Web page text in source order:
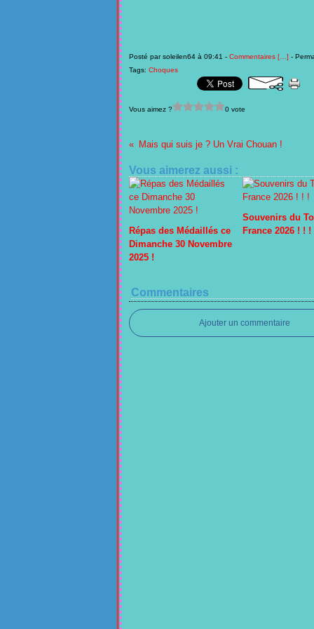
Posté par soleilen64 à 09:41 - Commentaires [ ] -
Tags: Choques
Vous aimez ? 0 vote
Mais qui suis je ? Un Vrai Chouan !
Vous aimerez aussi :
Répas des Médaillés ce
Dimanche 30 Novembre
2025 !
Souvenirs du
France 2026 ! ! !
Commentaires
Ajouter un commentaire